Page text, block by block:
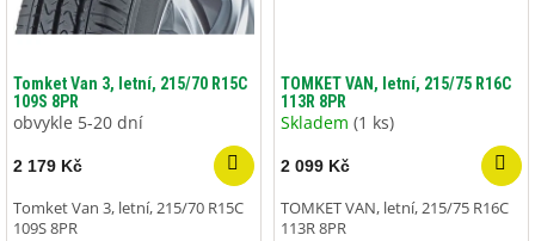
Tomket Van 3, letní, 215/70 R15C
109S 8PR
obvykle 5-20 dní
2 179 Kč
Tomket Van 3, letní, 215/70 R15C
109S 8PR
TOMKET VAN, letní, 215/75 R16C
113R 8PR
Skladem (1 ks)
2 099 Kč
TOMKET VAN, letní, 215/75 R16C
113R 8PR